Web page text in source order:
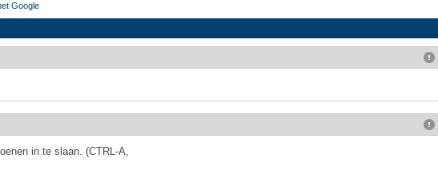
Google
in te slaan. (CTRL-A,